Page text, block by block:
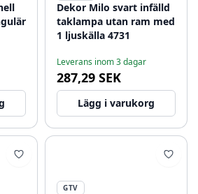
Dekor Milo svart infälld
taklampa utan ram med
1 ljuskälla 4731
Leverans inom 3 dagar
287,29 SEK
Lägg i varukorg
GTV